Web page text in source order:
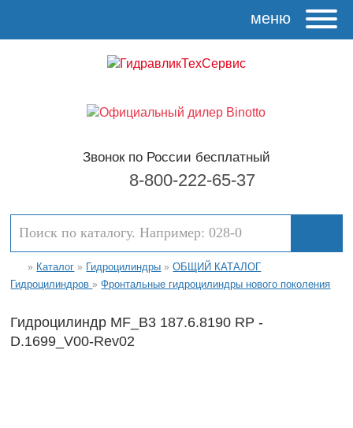
меню
Звонок по России бесплатный
8-800-222-65-37
» Каталог » Гидроцилиндры » ОБЩИЙ КАТАЛОГ
Гидроцилиндров» Фронтальные гидроцилиндры нового поколения
Гидроцилиндр MF_B3 187.6.8190 RP -
D.1699_V00-Rev02